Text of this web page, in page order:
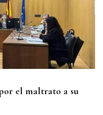
el maltrato a su